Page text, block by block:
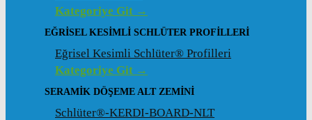
Kategoriye Git →
EĞRISEL KESIMLI SCHLÜTER PROFILLERI
Eğrisel Kesimli Schlüter® Profilleri
Kategoriye Git →
SERAMIK DÖŞEME ALT ZEMINI
Schlüter®-KERDI-BOARD-NLT